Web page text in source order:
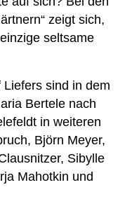
zeigt sich,
seltsame
sind in dem
Bertele nach
in weiteren
Björn Meyer,
Sibylle
Mahotkin und